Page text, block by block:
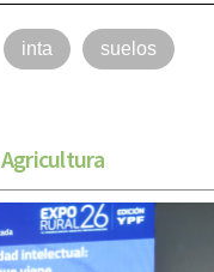
inta suelos
Agricultura